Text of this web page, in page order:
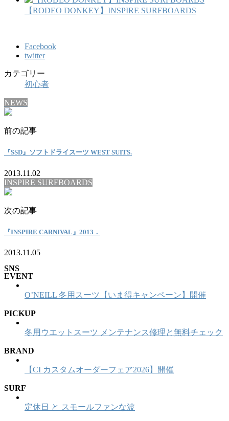
【RODEO DONKEY】INSPIRE SURFBOARDS
Facebook
twitter
カテゴリー
初心者
NEWS
前の記事
『SSD』ソフトドライスーツ WEST SUITS.
2013.11.02
INSPIRE SURFBOARDS
次の記事
『INSPIRE CARNIVAL』2013．
2013.11.05
SNS
EVENT
O’NEILL 冬用スーツ【いま得キャンペーン】開催
PICKUP
冬用ウエットスーツ メンテナンス修理と無料チェック
BRAND
【CI カスタムオーダーフェア2026】開催
SURF
定休日 と スモールファンな波